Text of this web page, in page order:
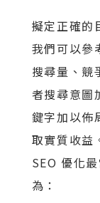
擬定正確的
我們可以參
搜尋量、競
者搜尋意圖
鍵字加以佈
取實質收
SEO 優化
為：